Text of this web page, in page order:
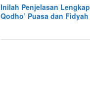
Inilah Penjelasan Lengkap
Qodho’ Puasa dan Fidyah